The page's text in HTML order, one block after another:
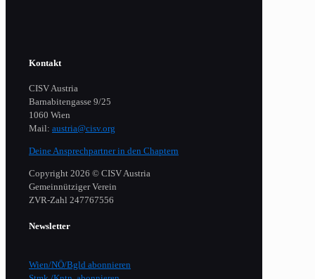
Kontakt
CISV Austria
Barnabitengasse 9/25
1060 Wien
Mail: austria@cisv.org
Deine Ansprechpartner in den Chaptern
Copyright 2026 © CISV Austria
Gemeinnütziger Verein
​ZVR-Zahl 247767556
Newsletter
Wien/NÖ/Bgld abonnieren